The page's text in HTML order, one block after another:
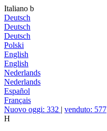
Italiano b
Deutsch
Deutsch
Deutsch
Polski
English
English
Nederlands
Nederlands
Español
Français
Nuovo oggi: 332 | venduto: 577
H